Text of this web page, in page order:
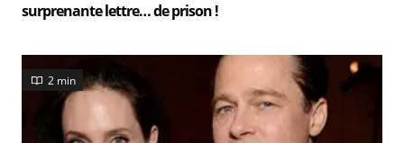
surprenante lettre… de prison !
2 min